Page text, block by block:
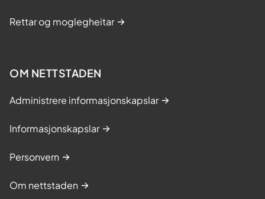
Rettar og moglegheitar
OM NETTSTADEN
Administrere informasjonskapslar
Informasjonskapslar
Personvern
Om nettstaden